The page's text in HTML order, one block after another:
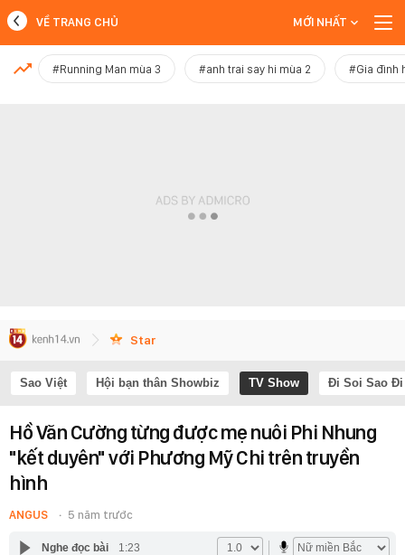
MỚI NHẤT
VỀ TRANG CHỦ MỚI NHẤT
#Running Man mùa 3 #anh trai say hi mùa 2 #Gia đình
Star
Sao Việt Hội bạn thân Showbiz TV Show Đi Soi Sao Đi
Hồ Văn Cường từng được mẹ nuôi Phi Nhung
"kết duyên" với Phương Mỹ Chi trên truyền
hình
ANGUS 5 năm trước
Nghe đọc bài 1:23